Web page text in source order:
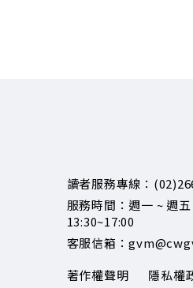
讀者服務專線：
服務時間：週一 ~ 週
13:30~17:00
客服信箱：
著作權聲明
隱私權